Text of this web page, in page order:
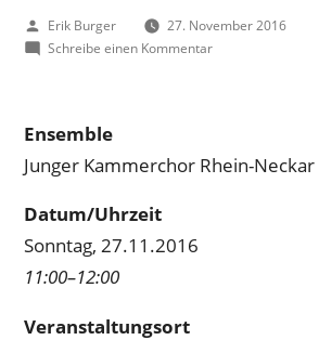
Veröffentlicht
von
Erik Burger
27. November 2016
Schreibe einen Kommentarzu
Ensemble
Junger Kammerchor Rhein-Neckar
Datum/Uhrzeit
Sonntag, 27.11.2016
11:00–12:00
Veranstaltungsort